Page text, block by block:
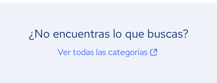
¿No encuentras lo que buscas?
Ver todas las categorías